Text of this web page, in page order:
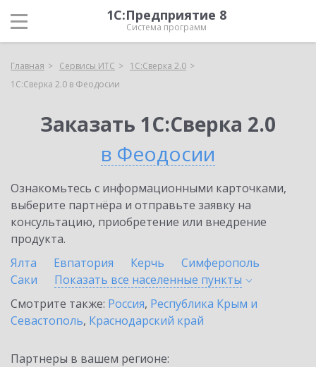
1С:Предприятие 8
Система программ
Главная Сервисы ИТС
1С:Сверка 2.0
1С:Сверка 2.0 в Феодосии
Заказать 1С:Сверка 2.0
в Феодосии
Ознакомьтесь с информационными карточками,
выберите партнёра и отправьте заявку на
консультацию, приобретение или внедрение
продукта.
Ялта
Евпатория Керчь
Симферополь
Саки
Показать все населенные пункты
Смотрите также: Россия, Республика Крым и
Севастополь, Краснодарский край
Партнеры в вашем регионе: